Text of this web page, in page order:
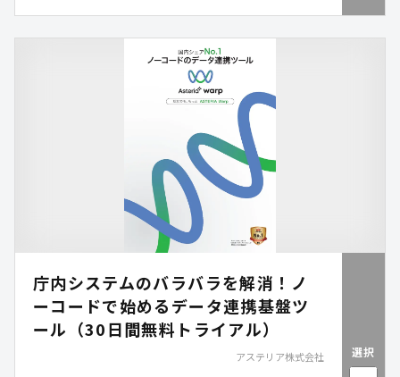
庁内システムのバラバラを解消！ノ
ーコードで始めるデータ連携基盤ツ
ール（30日間無料トライアル）
アステリア株式会社 選択